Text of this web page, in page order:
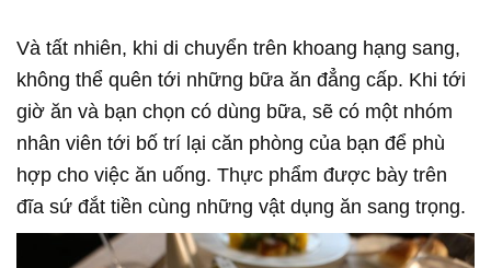
Và tất nhiên, khi di chuyển trên khoang hạng sang,
không thể quên tới những bữa ăn đẳng cấp. Khi tới
giờ ăn và bạn chọn có dùng bữa, sẽ có một nhóm
nhân viên tới bố trí lại căn phòng của bạn để phù
hợp cho việc ăn uống. Thực phẩm được bày trên
đĩa sứ đắt tiền cùng những vật dụng ăn sang trọng.